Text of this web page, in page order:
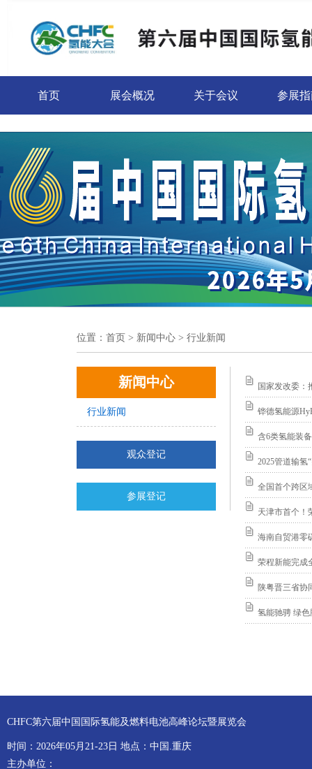
首页 展会概况 关于会议 参展
位置： 首页 > 新闻中心 > 行业新闻
新闻中心
行业新闻
观众登记
参展登记
国家发改委：
铧德氢能源
含6类氢能装
2025管道输氢
全国首个跨区
天津市首个！
海南自贸港零
荣程新能完成
陕粤晋三省协
氢能驰骋 绿
CHFC第六届中国国际氢能及燃料电池高峰论坛暨展览会
时间：2026年05月21-23日 地点：中国.重庆
主办单位：